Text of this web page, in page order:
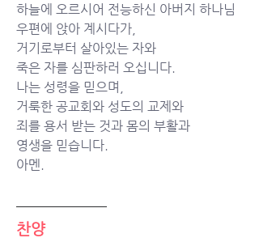
하늘에 오르시어 전능하신 아버지 하나님
우편에 앉아 계시다가,
거기로부터 살아있는 자와
죽은 자를 심판하러 오십니다.
나는 성령을 믿으며,
거룩한 공교회와 성도의 교제와
죄를 용서 받는 것과 몸의 부활과
영생을 믿습니다.
아멘.
찬양